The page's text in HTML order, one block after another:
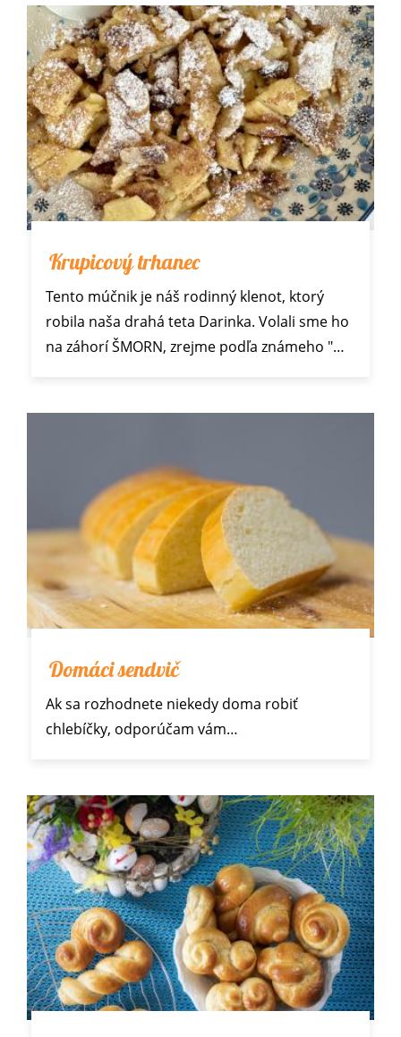
Krupicový trhanec
Tento múčnik je náš rodinný klenot, ktorý
robila naša drahá teta Darinka. Volali sme ho
na záhorí ŠMORN, zrejme podľa známeho "…
Domáci sendvič
Ak sa rozhodnete niekedy doma robiť
chlebíčky, odporúčam vám…